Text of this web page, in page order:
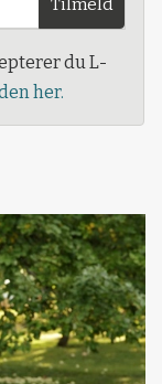
Tilmeld
du L-
her.